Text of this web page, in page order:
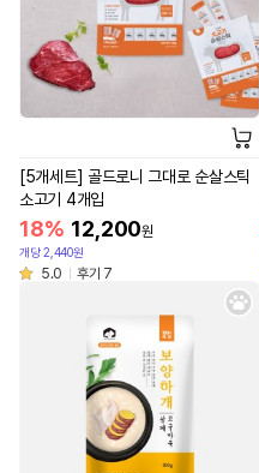
[5개세트] 골드로니 그대로 순살스틱
소고기 4개입
18% 12,200원
개당 2,440원
5.0 후기 7